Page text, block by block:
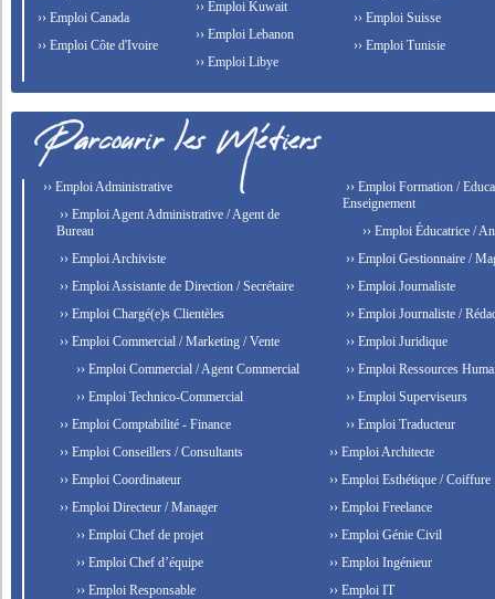
›› Emploi Canada
›› Emploi Côte d'Ivoire
›› Emploi Kuwait
›› Emploi Lebanon
›› Emploi Libye
›› Emploi Suisse
›› Emploi Tunisie
›› Emploi Administrative
›› Emploi Agent Administrative / Agent de
Bureau
›› Emploi Archiviste
›› Emploi Assistante de Direction / Secrétaire
›› Emploi Chargé(e)s Clientèles
›› Emploi Commercial / Marketing / Vente
›› Emploi Commercial / Agent Commercial
›› Emploi Technico-Commercial
›› Emploi Comptabilité - Finance
›› Emploi Conseillers / Consultants
›› Emploi Coordinateur
›› Emploi Directeur / Manager
›› Emploi Chef de projet
›› Emploi Chef d’équipe
›› Emploi Responsable
›› Emploi Formation /
Enseignement
›› Emploi Éducatrice /
›› Emploi Gestionnaire /
›› Emploi Journaliste
›› Emploi Journaliste /
›› Emploi Juridique
›› Emploi Ressources
›› Emploi Superviseurs
›› Emploi Traducteur
›› Emploi Architecte
›› Emploi Esthétique / Coiffure
›› Emploi Freelance
›› Emploi Génie Civil
›› Emploi Ingénieur
›› Emploi IT